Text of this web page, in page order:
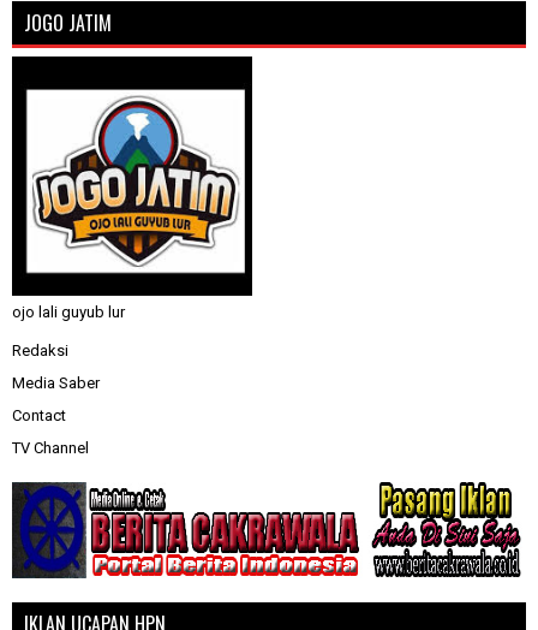
JOGO JATIM
ojo lali guyub lur
Redaksi
Media Saber
Contact
TV Channel